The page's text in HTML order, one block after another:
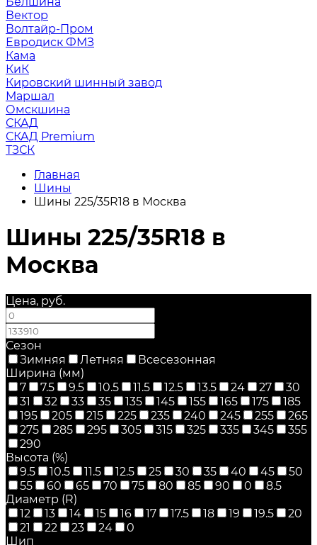
Вектор
Волтайр-Пром
Евродиск ФМЗ
Кама
КиК
Кировский шинный завод
Маршал
Омскшина
СКАД
СКАД Premium
ТЗСК
Главная
Шины
Шины 225/35R18 в Москва
Шины 225/35R18 в
Москва
Цена, руб.
Сезон
Зимняя
Летняя
Всесезонная
Ширина (мм)
7
7.5 9.5 10.5 11.5 12.5 13.5 24 27
30
31
32 33 35 135 145 155 165 175
185
195
205 215 225 235 240 245 255
265
275
285 295 305 315 325 335 345
355
290
Высота (%)
9.5
10.5 11.5 12.5 25 30 35 40 45
50
55
60 65 70 75 80 85 90 0
8.5
Диаметр (R)
12
13 14 15 16 17 17.5 18 19 19.5
20
21
22 23 24
0
Шип